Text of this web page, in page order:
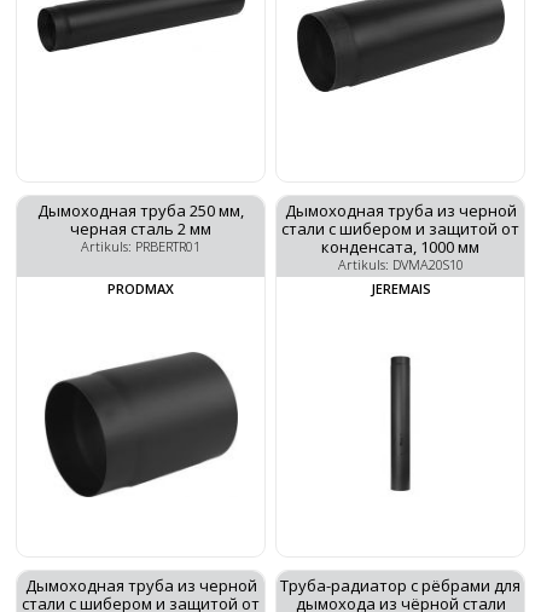
Дымоходная труба 250 мм,
черная сталь 2 мм
Artikuls: PRBERTR01
PRODMAX
Дымоходная труба из черной
стали с шибером и защитой от
конденсата, 1000 мм
Artikuls: DVMA20S10
JEREMAIS
Дымоходная труба из черной
стали с шибером и защитой от
Труба-радиатор с рёбрами для
дымохода из чёрной стали